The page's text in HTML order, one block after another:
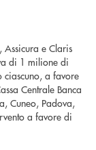
Assicura e Claris
di 1 milione di
ciascuno, a favore
Centrale Banca
Cuneo, Padova,
a favore di